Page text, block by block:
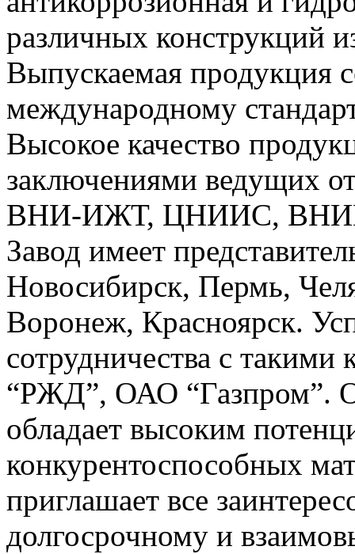
различных конструкций
Выпускаемая продукция
международному
Высокое качество
заключениями ведущих
ВНИ-ИЖТ, ЦНИИС,
Завод имеет
Новосибирск, Пермь,
Воронеж, Красноярск.
сотрудничества с
“РЖД”, ОАО “Газпром”.
обладает высоким
конкурентоспособных
приглашает все
долгосрочному и